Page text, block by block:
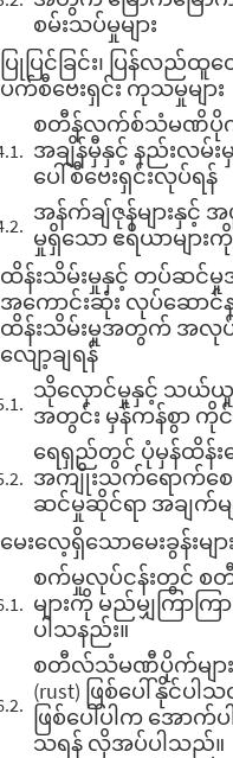
စမ်းသပ်မှုများ
ပြုပြင်ခြင်း၊ ပြန်လည်ထူထ
ပက်စီဗေးရှင်း ကုသမှုများ
စတီန်လက်စ်သံမဏိပိုက်
အချိန်မှီနှင့် နည်းလမ်း
ပေါ်စီဗေးရှင်းလုပ်ရန်
အန်က်ချ်ဇုန်များနှင့်
မှုရှိသော ဧရိယာများကို
ထိန်းသိမ်းမှုနှင့် တပ်ဆင်
အကောင်းဆုံး လုပ်ဆောင်န
ထိန်းသိမ်းမှုအတွက် အလုပ်
လျော့ချရန်
သိုလှောင်မှုနှင့် သယ်ယူ
အတွင်း မှန်ကန်စွာ ကို
ရေရှည်တွင် ပုံမှန်ထိန်း
အကျိုးသက်ရောက်
ဆင်မှုဆိုင်ရာ အချက်မျ
မေးလေ့ရှိသောမေးခွန်းများ
စက်မှုလုပ်ငန်းတွင်
များကို မည်မျှကြာက
ပါသနည်း။
စတီလ်သံမဏီပိုက်များ
(rust) ဖြစ်ပေါ်နိုင်ပါသ
ဖြစ်ပေါ်ပါက အော
သရန် လိုအပ်ပါသည်။